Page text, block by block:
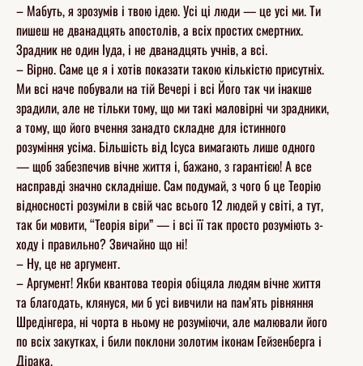
– Мабуть, я зрозумів і твою ідею. Усі ці люди — це усі ми. Ти
пишеш не дванадцять апостолів, а всіх простих смертних.
Зрадник не один Іуда, і не дванадцять учнів, а всі.
– Вірно. Саме це я і хотів показати такою кількістю присутніх.
Ми всі наче побували на тій Вечері і всі Його так чи інакше
зрадили, але не тільки тому, що ми такі маловірні чи зрадники,
а тому, що його вчення занадто складне для істинного
розуміння усіма. Більшість від Ісуса вимагають лише одного
— щоб забезпечив вічне життя і, бажано, з гарантією! А все
насправді значно складніше. Сам подумай, з чого б це Теорію
відносності розуміли в свій час всього 12 людей у світі, а тут,
так би мовити, “Теорія віри” — і всі її так просто розуміють з-
ходу і правильно? Звичайно що ні!
– Ну, це не аргумент.
– Аргумент! Якби квантова теорія обіцяла людям вічне життя
та благодать, клянуся, ми б усі вивчили на пам’ять рівняння
Шредінгера, ні чорта в ньому не розуміючи, але малювали його
по всіх закутках, і били поклони золотим іконам Гейзенберга і
Дірака.